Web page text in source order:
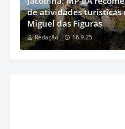
de atividades turísticas
Miguel das Figuras
Redação 16.9.25